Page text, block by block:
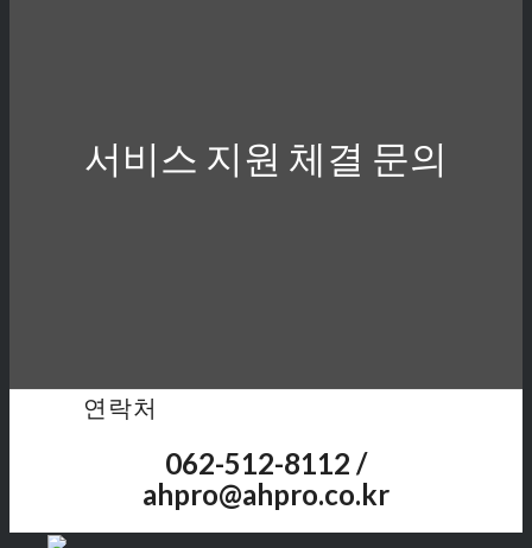
서비스 지원 체결 문의
연락처
062-512-8112 /
ahpro@ahpro.co.kr